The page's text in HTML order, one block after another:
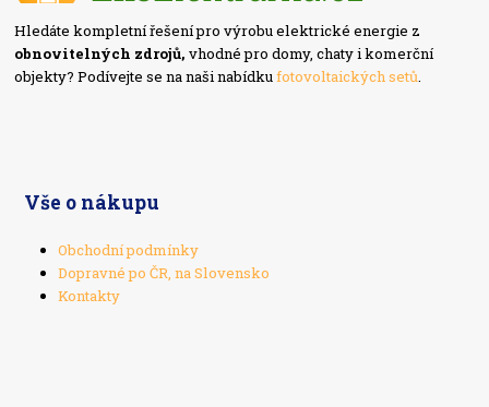
Hledáte kompletní řešení pro výrobu elektrické energie z
obnovitelných zdrojů, vhodné pro domy, chaty i komerční
objekty? Podívejte se na naši nabídkufotovoltaických setů.
Vše o nákupu
Obchodní podmínky
Dopravné po ČR, na Slovensko
Kontakty